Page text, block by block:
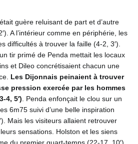
guère reluisant de part et d’autre
A l’intérieur comme en périphérie, les
difficultés à trouver la faille (4-2, 3′).
tir primé de Penda mettait les locaux
et Dileo concrétisaient chacun une
Les Dijonnais peinaient à trouver
pression exercée par les hommes
4, 5′). Penda enfonçait le clou sur un
6m75 suivi d’une belle inspiration
Mais les visiteurs allaient retrouver
sensations. Holston et les siens